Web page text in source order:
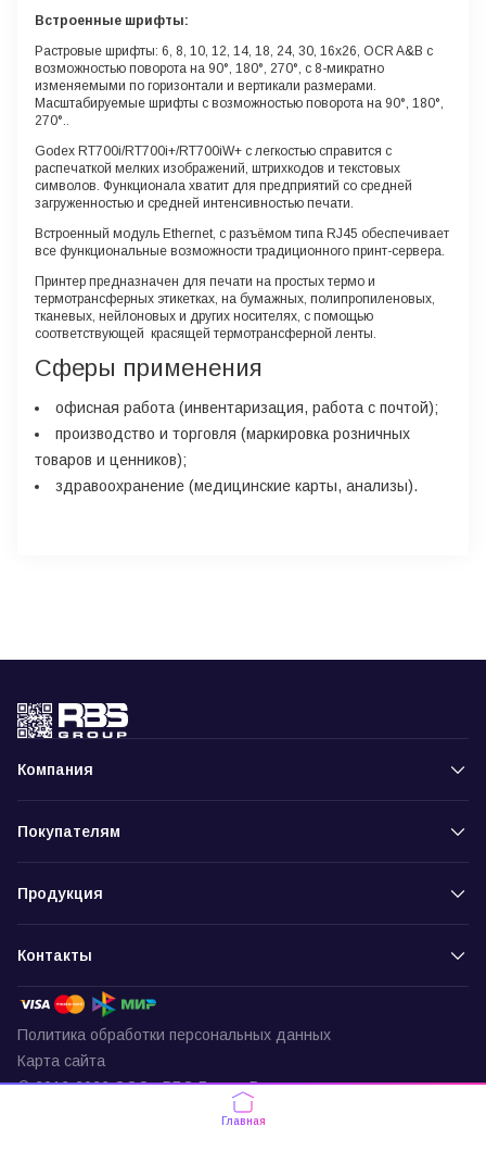
Встроенные шрифты:
Растровые шрифты: 6, 8, 10, 12, 14, 18, 24, 30, 16x26, OCR A&B с
возможностью поворота на 90°, 180°, 270°, с 8-микратно
изменяемыми по горизонтали и вертикали размерами.
Масштабируемые шрифты с возможностью поворота на 90°, 180°,
270°..
Godex RT700i/RT700i+/RT700iW+ с легкостью справится с
распечаткой мелких изображений, штрихкодов и текстовых
символов. Функционала хватит для предприятий со средней
загруженностью и средней интенсивностью печати.
Встроенный модуль Ethernet, с разъёмом типа RJ45 обеспечивает
все функциональные возможности традиционного принт-сервера.
Принтер предназначен для печати на простых термо и
термотрансферных этикетках, на бумажных, полипропиленовых,
тканевых, нейлоновых и других носителях, с помощью
соответствующей красящей термотрансферной ленты.
Сферы применения
офисная работа (инвентаризация, работа с почтой);
производство и торговля (маркировка розничных
товаров и ценников);
здравоохранение (медицинские карты, анализы).
Компания
Покупателям
Продукция
Контакты
Политика обработки персональных данных
Карта сайта
© 2016-2026 ООО «РБС-Групп» Все права защищены
Главная